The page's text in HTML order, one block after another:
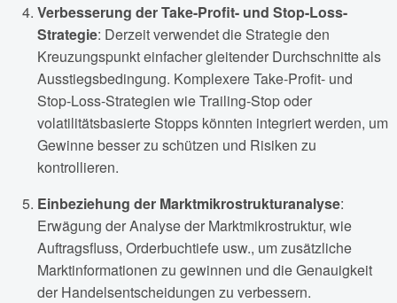
Verbesserung der Take-Profit- und Stop-Loss-
Strategie: Derzeit verwendet die Strategie den
Kreuzungspunkt einfacher gleitender Durchschnitte als
Ausstiegsbedingung. Komplexere Take-Profit- und
Stop-Loss-Strategien wie Trailing-Stop oder
volatilitätsbasierte Stopps könnten integriert werden, um
Gewinne besser zu schützen und Risiken zu
kontrollieren.
Einbeziehung der Marktmikrostrukturanalyse:
Erwägung der Analyse der Marktmikrostruktur, wie
Auftragsfluss, Orderbuchtiefe usw., um zusätzliche
Marktinformationen zu gewinnen und die Genauigkeit
der Handelsentscheidungen zu verbessern.